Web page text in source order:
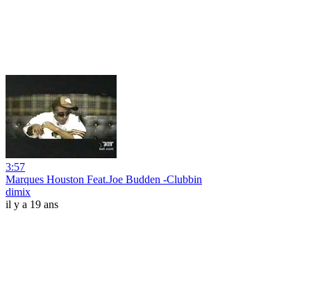
3:57
Marques Houston Feat.Joe Budden -Clubbin
dimix
il y a 19 ans